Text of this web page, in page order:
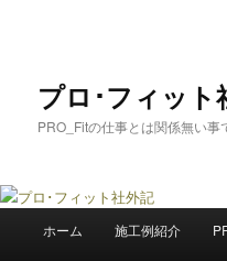
へ
移
プロ･フィット
PRO_Fitの仕事とは関係無い事
ホーム 施工例紹介